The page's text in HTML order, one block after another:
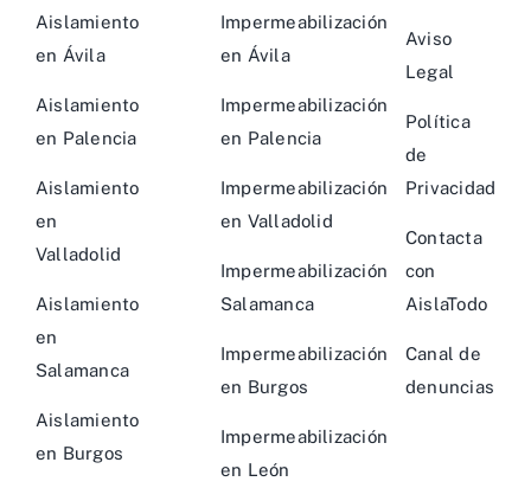
Aislamiento
en Ávila
Aislamiento
en Palencia
Aislamiento
en
Valladolid
Aislamiento
en
Salamanca
Aislamiento
en Burgos
Impermeabilización
en Ávila
Impermeabilización
en Palencia
Impermeabilización
en Valladolid
Impermeabilización
Salamanca
Impermeabilización
en Burgos
Impermeabilización
en León
Aviso
Legal
Política
de
Privacidad
Contacta
con
AislaTodo
Canal de
denuncias